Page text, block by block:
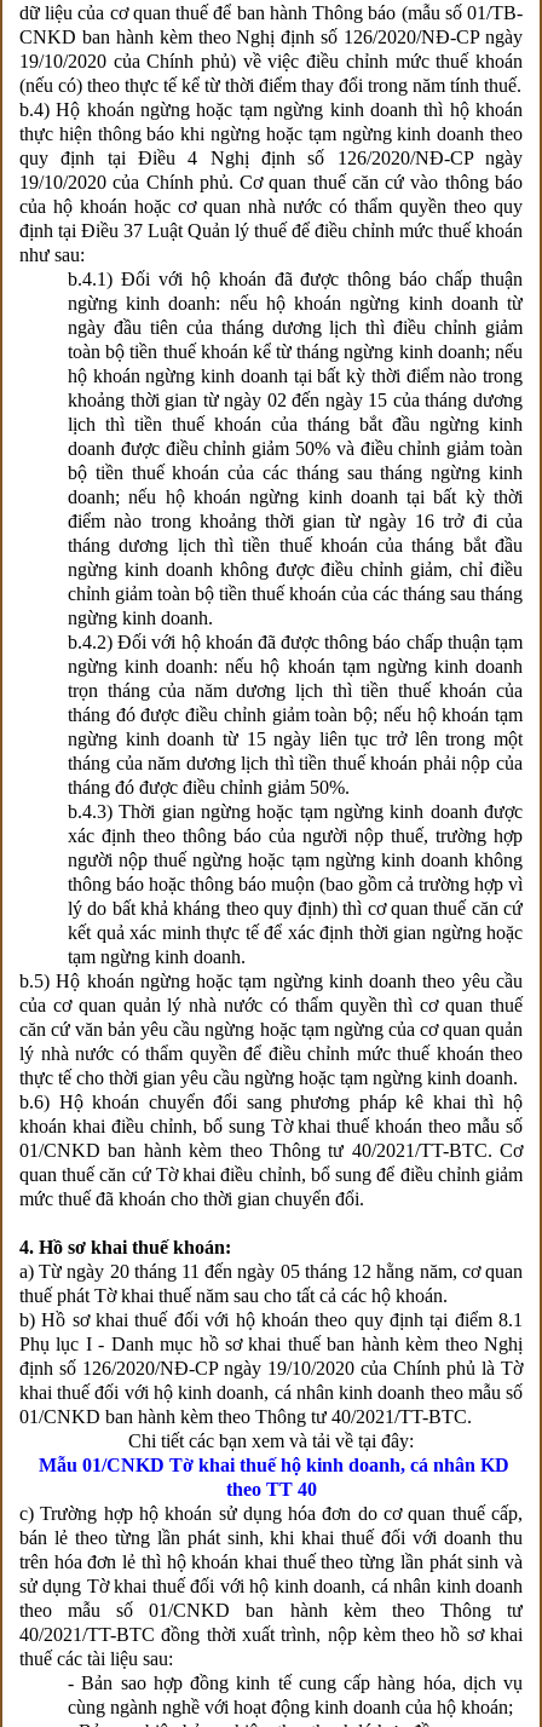
dữ liệu của cơ quan thuế để ban hành Thông báo (mẫu số 01/TB-
CNKD ban hành kèm theo Nghị định số 126/2020/NĐ-CP ngày
19/10/2020 của Chính phủ) về việc điều chỉnh mức thuế khoán
(nếu có) theo thực tế kể từ thời điểm thay đổi trong năm tính thuế.
b.4) Hộ khoán ngừng hoặc tạm ngừng kinh doanh thì hộ khoán
thực hiện thông báo khi ngừng hoặc tạm ngừng kinh doanh theo
quy định tại Điều 4 Nghị định số 126/2020/NĐ-CP ngày
19/10/2020 của Chính phủ. Cơ quan thuế căn cứ vào thông báo
của hộ khoán hoặc cơ quan nhà nước có thẩm quyền theo quy
định tại Điều 37 Luật Quản lý thuế để điều chỉnh mức thuế khoán
như sau:
b.4.1) Đối với hộ khoán đã được thông báo chấp thuận
ngừng kinh doanh: nếu hộ khoán ngừng kinh doanh từ
ngày đầu tiên của tháng dương lịch thì điều chỉnh giảm
toàn bộ tiền thuế khoán kể từ tháng ngừng kinh doanh; nếu
hộ khoán ngừng kinh doanh tại bất kỳ thời điểm nào trong
khoảng thời gian từ ngày 02 đến ngày 15 của tháng dương
lịch thì tiền thuế khoán của tháng bắt đầu ngừng kinh
doanh được điều chỉnh giảm 50% và điều chỉnh giảm toàn
bộ tiền thuế khoán của các tháng sau tháng ngừng kinh
doanh; nếu hộ khoán ngừng kinh doanh tại bất kỳ thời
điểm nào trong khoảng thời gian từ ngày 16 trở đi của
tháng dương lịch thì tiền thuế khoán của tháng bắt đầu
ngừng kinh doanh không được điều chỉnh giảm, chỉ điều
chỉnh giảm toàn bộ tiền thuế khoán của các tháng sau tháng
ngừng kinh doanh.
b.4.2) Đối với hộ khoán đã được thông báo chấp thuận tạm
ngừng kinh doanh: nếu hộ khoán tạm ngừng kinh doanh
trọn tháng của năm dương lịch thì tiền thuế khoán của
tháng đó được điều chỉnh giảm toàn bộ; nếu hộ khoán tạm
ngừng kinh doanh từ 15 ngày liên tục trở lên trong một
tháng của năm dương lịch thì tiền thuế khoán phải nộp của
tháng đó được điều chỉnh giảm 50%.
b.4.3) Thời gian ngừng hoặc tạm ngừng kinh doanh được
xác định theo thông báo của người nộp thuế, trường hợp
người nộp thuế ngừng hoặc tạm ngừng kinh doanh không
thông báo hoặc thông báo muộn (bao gồm cả trường hợp vì
lý do bất khả kháng theo quy định) thì cơ quan thuế căn cứ
kết quả xác minh thực tế để xác định thời gian ngừng hoặc
tạm ngừng kinh doanh.
b.5) Hộ khoán ngừng hoặc tạm ngừng kinh doanh theo yêu cầu
của cơ quan quản lý nhà nước có thẩm quyền thì cơ quan thuế
căn cứ văn bản yêu cầu ngừng hoặc tạm ngừng của cơ quan quản
lý nhà nước có thẩm quyền để điều chỉnh mức thuế khoán theo
thực tế cho thời gian yêu cầu ngừng hoặc tạm ngừng kinh doanh.
b.6) Hộ khoán chuyển đổi sang phương pháp kê khai thì hộ
khoán khai điều chỉnh, bổ sung Tờ khai thuế khoán theo mẫu số
01/CNKD ban hành kèm theo Thông tư 40/2021/TT-BTC. Cơ
quan thuế căn cứ Tờ khai điều chỉnh, bổ sung để điều chỉnh giảm
mức thuế đã khoán cho thời gian chuyển đổi.
4. Hồ sơ khai thuế khoán:
a) Từ ngày 20 tháng 11 đến ngày 05 tháng 12 hằng năm, cơ quan
thuế phát Tờ khai thuế năm sau cho tất cả các hộ khoán.
b) Hồ sơ khai thuế đối với hộ khoán theo quy định tại điểm 8.1
Phụ lục I - Danh mục hồ sơ khai thuế ban hành kèm theo Nghị
định số 126/2020/NĐ-CP ngày 19/10/2020 của Chính phủ là Tờ
khai thuế đối với hộ kinh doanh, cá nhân kinh doanh theo mẫu số
01/CNKD ban hành kèm theo Thông tư 40/2021/TT-BTC.
Chi tiết các bạn xem và tải về tại đây:
Mẫu 01/CNKD Tờ khai thuế hộ kinh doanh, cá nhân KD
theo TT 40
c) Trường hợp hộ khoán sử dụng hóa đơn do cơ quan thuế cấp,
bán lẻ theo từng lần phát sinh, khi khai thuế đối với doanh thu
trên hóa đơn lẻ thì hộ khoán khai thuế theo từng lần phát sinh và
sử dụng Tờ khai thuế đối với hộ kinh doanh, cá nhân kinh doanh
theo mẫu số 01/CNKD ban hành kèm theo Thông tư
40/2021/TT-BTC đồng thời xuất trình, nộp kèm theo hồ sơ khai
thuế các tài liệu sau:
- Bản sao hợp đồng kinh tế cung cấp hàng hóa, dịch vụ
cùng ngành nghề với hoạt động kinh doanh của hộ khoán;